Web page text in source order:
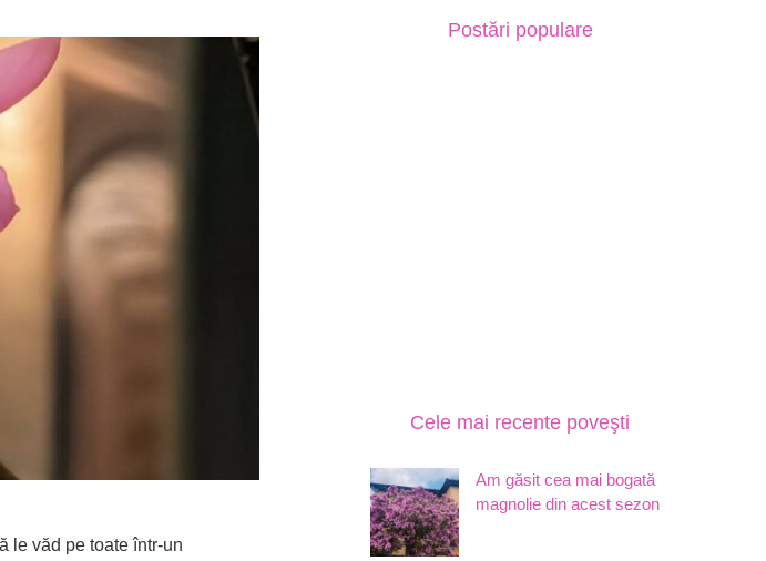
le văd pe toate într-un
Postări populare
Cele mai recente poveşti
Am găsit cea mai bogată
magnolie din acest sezon